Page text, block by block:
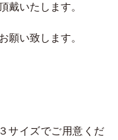
戴いたします。
願い致します。
サイズでご用意くだ